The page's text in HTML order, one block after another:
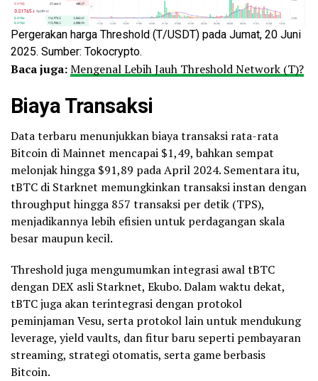
Pergerakan harga Threshold (T/USDT) pada Jumat, 20 Juni
2025. Sumber: Tokocrypto.
Baca juga:Mengenal Lebih Jauh Threshold Network (T)?
Biaya Transaksi
Data terbaru menunjukkan biaya transaksi rata-rata
Bitcoin di Mainnet mencapai $1,49, bahkan sempat
melonjak hingga $91,89 pada April 2024. Sementara itu,
tBTC di Starknet memungkinkan transaksi instan dengan
throughput hingga 857 transaksi per detik (TPS),
menjadikannya lebih efisien untuk perdagangan skala
besar maupun kecil.
Threshold juga mengumumkan integrasi awal tBTC
dengan DEX asli Starknet, Ekubo. Dalam waktu dekat,
tBTC juga akan terintegrasi dengan protokol
peminjaman Vesu, serta protokol lain untuk mendukung
leverage, yield vaults, dan fitur baru seperti pembayaran
streaming, strategi otomatis, serta game berbasis
Bitcoin.